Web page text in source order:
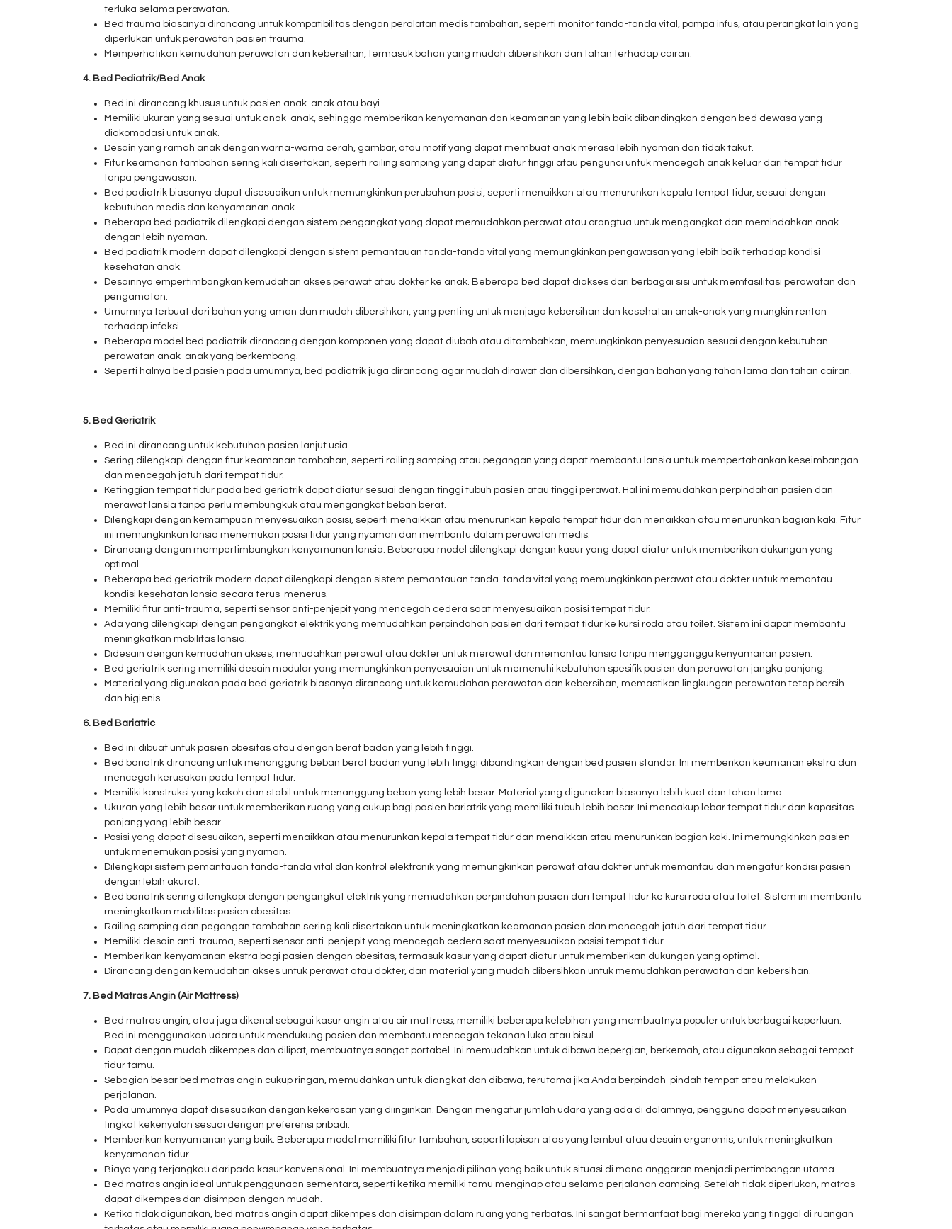
terluka selama perawatan.
Bed trauma biasanya dirancang untuk kompatibilitas dengan peralatan medis tambahan, seperti monitor tanda-tanda vital, pompa infus, atau perangkat lain yang
diperlukan untuk perawatan pasien trauma.
Memperhatikan kemudahan perawatan dan kebersihan, termasuk bahan yang mudah dibersihkan dan tahan terhadap cairan.
4. Bed Pediatrik/Bed Anak
Bed ini dirancang khusus untuk pasien anak-anak atau bayi.
Memiliki ukuran yang sesuai untuk anak-anak, sehingga memberikan kenyamanan dan keamanan yang lebih baik dibandingkan dengan bed dewasa yang
diakomodasi untuk anak.
Desain yang ramah anak dengan warna-warna cerah, gambar, atau motif yang dapat membuat anak merasa lebih nyaman dan tidak takut.
Fitur keamanan tambahan sering kali disertakan, seperti railing samping yang dapat diatur tinggi atau pengunci untuk mencegah anak keluar dari tempat tidur
tanpa pengawasan.
Bed padiatrik biasanya dapat disesuaikan untuk memungkinkan perubahan posisi, seperti menaikkan atau menurunkan kepala tempat tidur, sesuai dengan
kebutuhan medis dan kenyamanan anak.
Beberapa bed padiatrik dilengkapi dengan sistem pengangkat yang dapat memudahkan perawat atau orangtua untuk mengangkat dan memindahkan anak
dengan lebih nyaman.
Bed padiatrik modern dapat dilengkapi dengan sistem pemantauan tanda-tanda vital yang memungkinkan pengawasan yang lebih baik terhadap kondisi
kesehatan anak.
Desainnya empertimbangkan kemudahan akses perawat atau dokter ke anak. Beberapa bed dapat diakses dari berbagai sisi untuk memfasilitasi perawatan dan
pengamatan.
Umumnya terbuat dari bahan yang aman dan mudah dibersihkan, yang penting untuk menjaga kebersihan dan kesehatan anak-anak yang mungkin rentan
terhadap infeksi.
Beberapa model bed padiatrik dirancang dengan komponen yang dapat diubah atau ditambahkan, memungkinkan penyesuaian sesuai dengan kebutuhan
perawatan anak-anak yang berkembang.
Seperti halnya bed pasien pada umumnya, bed padiatrik juga dirancang agar mudah dirawat dan dibersihkan, dengan bahan yang tahan lama dan tahan cairan.
5. Bed Geriatrik
Bed ini dirancang untuk kebutuhan pasien lanjut usia.
Sering dilengkapi dengan fitur keamanan tambahan, seperti railing samping atau pegangan yang dapat membantu lansia untuk mempertahankan keseimbangan
dan mencegah jatuh dari tempat tidur.
Ketinggian tempat tidur pada bed geriatrik dapat diatur sesuai dengan tinggi tubuh pasien atau tinggi perawat. Hal ini memudahkan perpindahan pasien dan
merawat lansia tanpa perlu membungkuk atau mengangkat beban berat.
Dilengkapi dengan kemampuan menyesuaikan posisi, seperti menaikkan atau menurunkan kepala tempat tidur dan menaikkan atau menurunkan bagian kaki. Fitur
ini memungkinkan lansia menemukan posisi tidur yang nyaman dan membantu dalam perawatan medis.
Dirancang dengan mempertimbangkan kenyamanan lansia. Beberapa model dilengkapi dengan kasur yang dapat diatur untuk memberikan dukungan yang
optimal.
Beberapa bed geriatrik modern dapat dilengkapi dengan sistem pemantauan tanda-tanda vital yang memungkinkan perawat atau dokter untuk memantau
kondisi kesehatan lansia secara terus-menerus.
Memiliki fitur anti-trauma, seperti sensor anti-penjepit yang mencegah cedera saat menyesuaikan posisi tempat tidur.
Ada yang dilengkapi dengan pengangkat elektrik yang memudahkan perpindahan pasien dari tempat tidur ke kursi roda atau toilet. Sistem ini dapat membantu
meningkatkan mobilitas lansia.
Didesain dengan kemudahan akses, memudahkan perawat atau dokter untuk merawat dan memantau lansia tanpa mengganggu kenyamanan pasien.
Bed geriatrik sering memiliki desain modular yang memungkinkan penyesuaian untuk memenuhi kebutuhan spesifik pasien dan perawatan jangka panjang.
Material yang digunakan pada bed geriatrik biasanya dirancang untuk kemudahan perawatan dan kebersihan, memastikan lingkungan perawatan tetap bersih
dan higienis.
6. Bed Bariatric
Bed ini dibuat untuk pasien obesitas atau dengan berat badan yang lebih tinggi.
Bed bariatrik dirancang untuk menanggung beban berat badan yang lebih tinggi dibandingkan dengan bed pasien standar. Ini memberikan keamanan ekstra dan
mencegah kerusakan pada tempat tidur.
Memiliki konstruksi yang kokoh dan stabil untuk menanggung beban yang lebih besar. Material yang digunakan biasanya lebih kuat dan tahan lama.
Ukuran yang lebih besar untuk memberikan ruang yang cukup bagi pasien bariatrik yang memiliki tubuh lebih besar. Ini mencakup lebar tempat tidur dan kapasitas
panjang yang lebih besar.
Posisi yang dapat disesuaikan, seperti menaikkan atau menurunkan kepala tempat tidur dan menaikkan atau menurunkan bagian kaki. Ini memungkinkan pasien
untuk menemukan posisi yang nyaman.
Dilengkapi sistem pemantauan tanda-tanda vital dan kontrol elektronik yang memungkinkan perawat atau dokter untuk memantau dan mengatur kondisi pasien
dengan lebih akurat.
Bed bariatrik sering dilengkapi dengan pengangkat elektrik yang memudahkan perpindahan pasien dari tempat tidur ke kursi roda atau toilet. Sistem ini membantu
meningkatkan mobilitas pasien obesitas.
Railing samping dan pegangan tambahan sering kali disertakan untuk meningkatkan keamanan pasien dan mencegah jatuh dari tempat tidur.
Memiliki desain anti-trauma, seperti sensor anti-penjepit yang mencegah cedera saat menyesuaikan posisi tempat tidur.
Memberikan kenyamanan ekstra bagi pasien dengan obesitas, termasuk kasur yang dapat diatur untuk memberikan dukungan yang optimal.
Dirancang dengan kemudahan akses untuk perawat atau dokter, dan material yang mudah dibersihkan untuk memudahkan perawatan dan kebersihan.
7. Bed Matras Angin (Air Mattress)
Bed matras angin, atau juga dikenal sebagai kasur angin atau air mattress, memiliki beberapa kelebihan yang membuatnya populer untuk berbagai keperluan.
Bed ini menggunakan udara untuk mendukung pasien dan membantu mencegah tekanan luka atau bisul.
Dapat dengan mudah dikempes dan dilipat, membuatnya sangat portabel. Ini memudahkan untuk dibawa bepergian, berkemah, atau digunakan sebagai tempat
tidur tamu.
Sebagian besar bed matras angin cukup ringan, memudahkan untuk diangkat dan dibawa, terutama jika Anda berpindah-pindah tempat atau melakukan
perjalanan.
Pada umumnya dapat disesuaikan dengan kekerasan yang diinginkan. Dengan mengatur jumlah udara yang ada di dalamnya, pengguna dapat menyesuaikan
tingkat kekenyalan sesuai dengan preferensi pribadi.
Memberikan kenyamanan yang baik. Beberapa model memiliki fitur tambahan, seperti lapisan atas yang lembut atau desain ergonomis, untuk meningkatkan
kenyamanan tidur.
Biaya yang terjangkau daripada kasur konvensional. Ini membuatnya menjadi pilihan yang baik untuk situasi di mana anggaran menjadi pertimbangan utama.
Bed matras angin ideal untuk penggunaan sementara, seperti ketika memiliki tamu menginap atau selama perjalanan camping. Setelah tidak diperlukan, matras
dapat dikempes dan disimpan dengan mudah.
Ketika tidak digunakan, bed matras angin dapat dikempes dan disimpan dalam ruang yang terbatas. Ini sangat bermanfaat bagi mereka yang tinggal di ruangan